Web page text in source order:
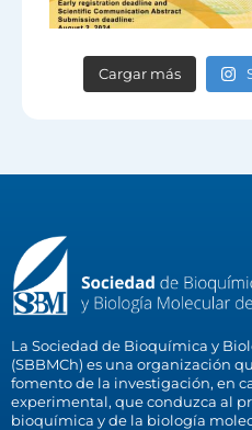
Cargar más
La Sociedad de Bioquímica y
(SBBMCh) es una organización
fomento de la investigación, en
experimental, que conduzca al
bioquímica y de la biología